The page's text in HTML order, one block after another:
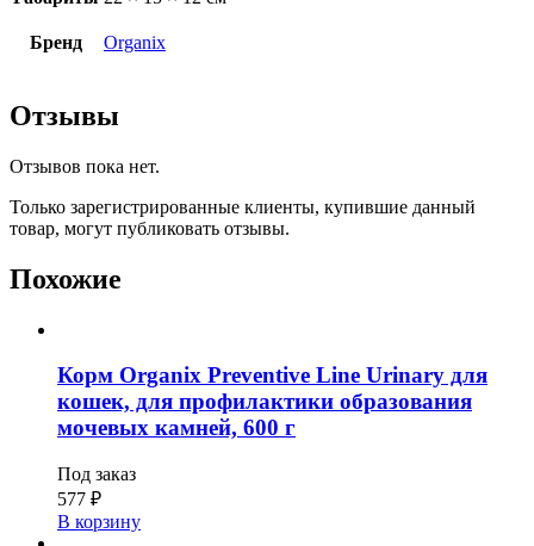
Бренд Organix
Отзывы
Отзывов пока нет.
Только зарегистрированные клиенты, купившие данный
товар, могут публиковать отзывы.
Похожие
Корм Organix Preventive Line Urinary для
кошек, для профилактики образования
мочевых камней, 600 г
Под заказ
577 ₽
В корзину